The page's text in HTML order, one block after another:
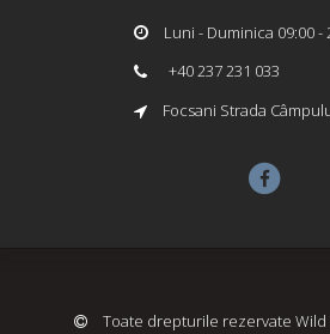
Luni - Duminica 09:00 -
+40 237 231 033
Focsani Strada
Toate drepturile rezervate Wild